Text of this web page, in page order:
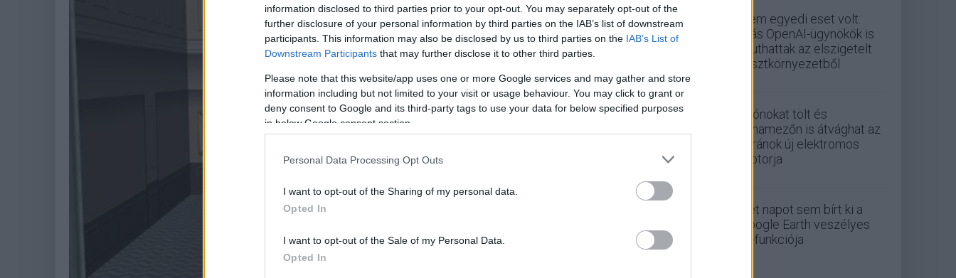
information disclosed to third parties prior to your opt-out. You may separately opt-out of the
further disclosure of your personal information by third parties on the IAB’s list of downstream
participants. This information may also be disclosed by us to third parties on the IAB’s List of
Downstream Participants that may further disclose it to other third parties.
Please note that this website/app uses one or more Google services and may gather and store
information including but not limited to your visit or usage behaviour. You may click to grant or
deny consent to Google and its third-party tags to use your data for below specified purposes
in below Google consent section.
Personal Data Processing Opt Outs
I want to opt-out of the Sharing of my personal data.
Opted In
I want to opt-out of the Sale of my Personal Data.
Opted In
Nem egyedi eset volt:
más OpenAI-ügynökök is
kijuthattak az elszigetelt
tesztkörnyezetből
Drónokat tölt és
aknamezőn is átvághat az
ukránok új elektromos
motorja
Két napot sem bírt ki a
Google Earth veszélyes
AI-funkciója